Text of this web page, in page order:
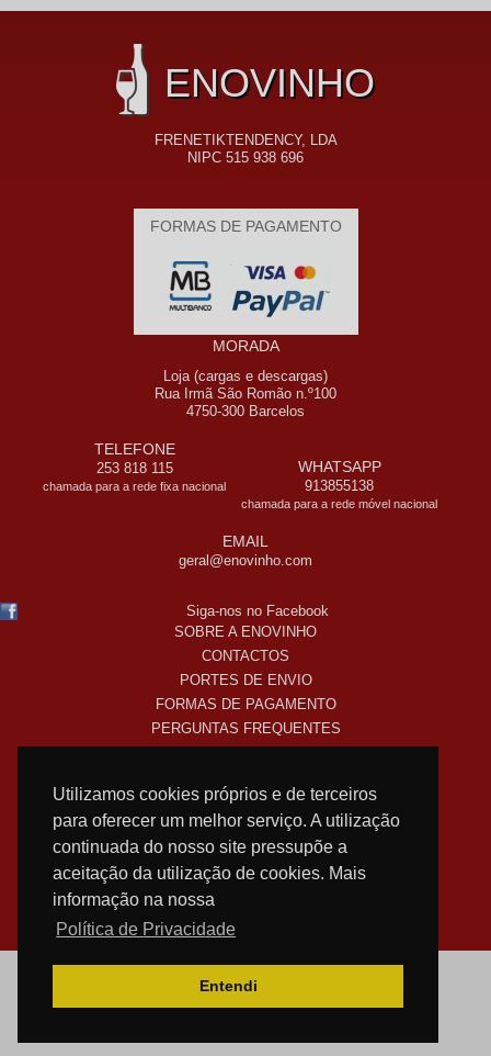
Utilizamos cookies próprios e de terceiros
para oferecer um melhor serviço. A utilização
continuada do nosso site pressupõe a
aceitação da utilização de cookies. Mais
informação na nossa
Política de Privacidade
Entendi
ENOVINHO
FRENETIKTENDENCY, LDA
NIPC 515 938 696
FORMAS DE PAGAMENTO
MORADA
Loja (cargas e descargas)
Rua Irmã São Romão n.º100
4750-300 Barcelos
TELEFONE
253 818 115
chamada para a rede fixa nacional
WHATSAPP
913855138
chamada para a rede móvel nacional
EMAIL
geral@enovinho.com
Siga-nos no Facebook
SOBRE A ENOVINHO
CONTACTOS
PORTES DE ENVIO
FORMAS DE PAGAMENTO
PERGUNTAS FREQUENTES
POLITICA DE PRIVACIDADE
SUBSCREVA A NOSSA NEWSLETTER!
WEB DESIGN